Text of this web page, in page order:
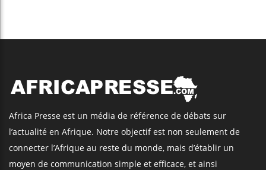
Africa Presse est un média de référence de débats sur
l’actualité en Afrique. Notre objectif est non seulement de
connecter l’Afrique au reste du monde, mais d’établir un
moyen de communication simple et efficace, et ainsi